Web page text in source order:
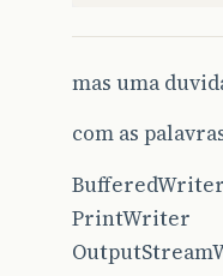
mas uma
com as
BufferedWriter
PrintWriter